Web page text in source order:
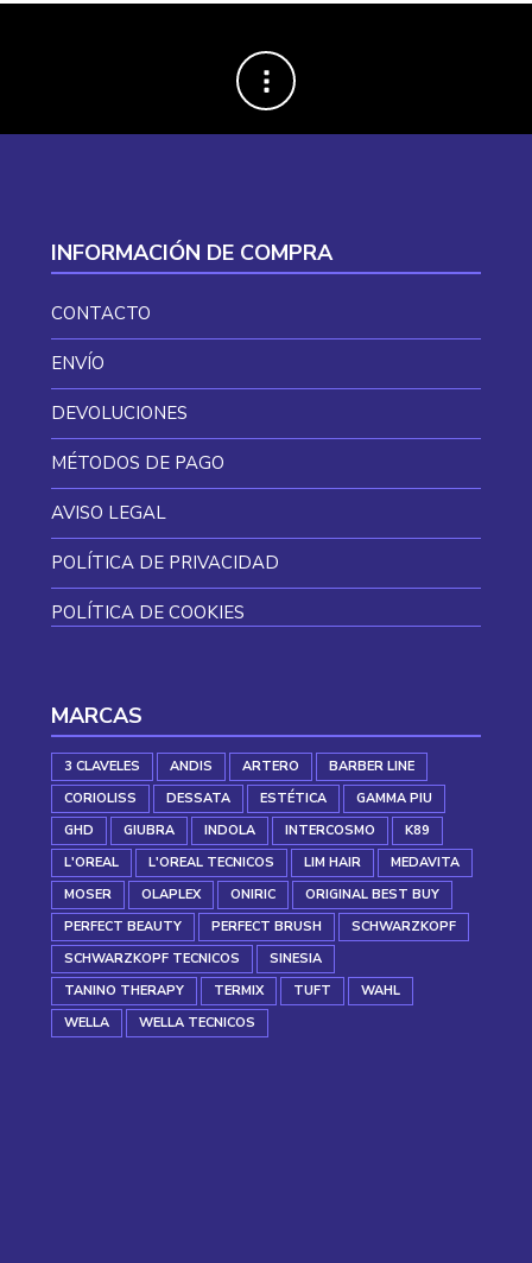
INFORMACIÓN DE COMPRA
CONTACTO
ENVÍO
DEVOLUCIONES
MÉTODOS DE PAGO
AVISO LEGAL
POLÍTICA DE PRIVACIDAD
POLÍTICA DE COOKIES
MARCAS
3 CLAVELES ANDIS ARTERO
BARBER LINE
CORIOLISS
DESSATA ESTÉTICA
GAMMA PIU
GHD
GIUBRA INDOLA INTERCOSMO
K89
L'OREAL
L'OREAL TECNICOS LIM HAIR
MEDAVITA
MOSER
OLAPLEX ONIRIC
ORIGINAL BEST BUY
PERFECT BEAUTY
PERFECT BRUSH
SCHWARZKOPF
SCHWARZKOPF TECNICOS
SINESIA
TANINO THERAPY
TERMIX TUFT
WAHL
WELLA
WELLA TECNICOS